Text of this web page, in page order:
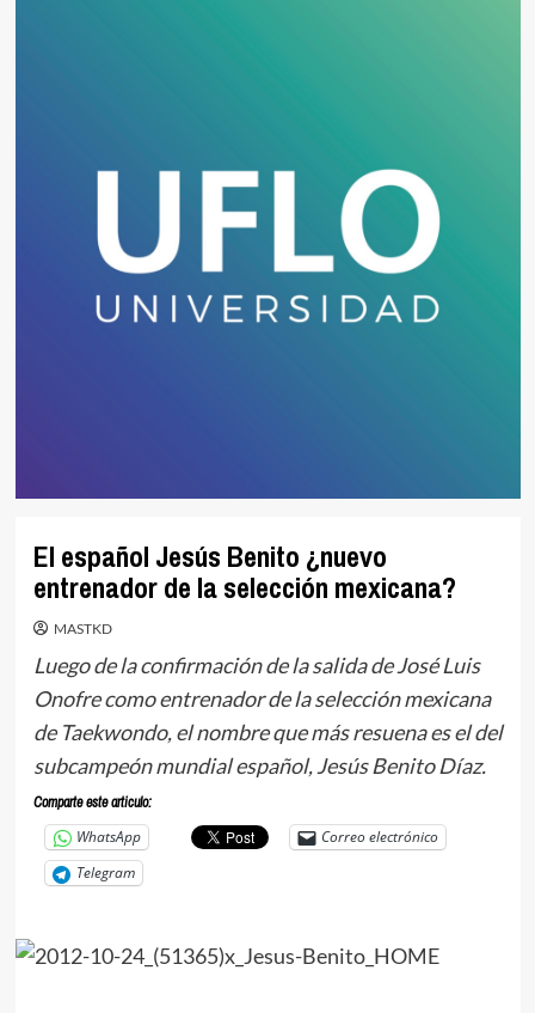
El español Jesús Benito ¿nuevo
entrenador de la selección mexicana?
MASTKD
Luego de la confirmación de la salida de José Luis
Onofre como entrenador de la selección mexicana
de Taekwondo, el nombre que más resuena es el del
subcampeón mundial español, Jesús Benito Díaz.
Comparte este articulo:
WhatsApp
Correo electrónico
Telegram